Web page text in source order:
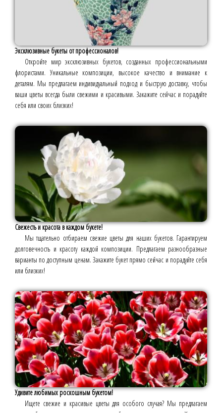
Эксклюзивные букеты от профессионалов!
Откройте мир эксклюзивных букетов, созданных профессиональными
флористами. Уникальные композиции, высокое качество и внимание к
деталям. Мы предлагаем индивидуальный подход и быструю доставку, чтобы
ваши цветы всегда были свежими и красивыми. Закажите сейчас и порадуйте
себя или своих близких!
Свежесть и красота в каждом букете!
Мы тщательно отбираем свежие цветы для наших букетов. Гарантируем
долговечность и красоту каждой композиции. Предлагаем разнообразные
варианты по доступным ценам. Закажите букет прямо сейчас и порадуйте себя
или близких!
Удивите любимых роскошным букетом!
Ищете свежие и красивые цветы для особого случая? Мы предлагаем